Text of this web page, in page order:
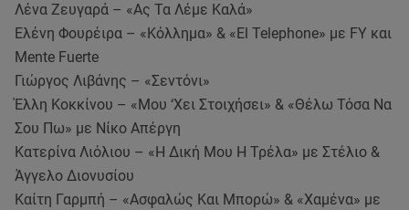
Λένα Ζευγαρά – «Ας Τα Λέμε Καλά»
Ελένη Φουρέιρα – «Κόλλημα» & «El Telephone» με FY και
Mente Fuerte
Γιώργος Λιβάνης – «Σεντόνι»
Έλλη Κοκκίνου – «Μου ‘Χει Στοιχήσει» & «Θέλω Τόσα Να
Σου Πω» με Νίκο Απέργη
Κατερίνα Λιόλιου – «Η Δική Μου Η Τρέλα» με Στέλιο &
Άγγελο Διονυσίου
Καίτη Γαρμπή – «Ασφαλώς Και Μπορώ» & «Χαμένα» με